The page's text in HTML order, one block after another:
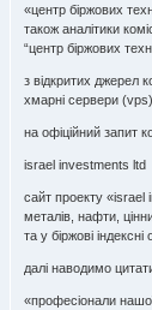
«центр біржових
також аналітики
“центр біржових
з відкритих джерел
хмарні сервери
на офіційний запит
israel investments ltd
сайт проекту «israel
металів, нафти,
та у біржові
далі наводимо
«професіонали